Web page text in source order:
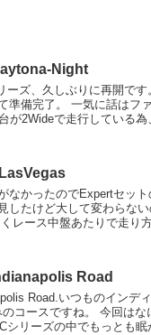
Night
ーズ、久しぶりに再開です
はファイナルラップ。ポ
が2Wideで走行している為
なかったのでExpertセッ
したけど大して変わらな
Road
Road.いつものインデ
今回はなにが辛かったかとい
シリーズの中でもっとも